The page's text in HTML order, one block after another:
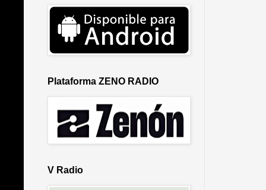
Plataforma ZENO RADIO
V Radio